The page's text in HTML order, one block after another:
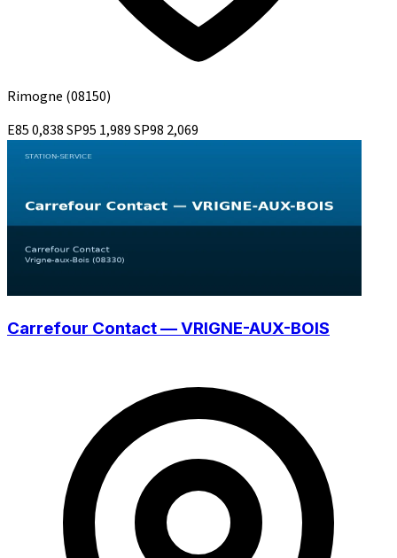
Rimogne (08150)
E850,838SP95 1,989SP98 2,069
Carrefour Contact — VRIGNE-AUX-BOIS